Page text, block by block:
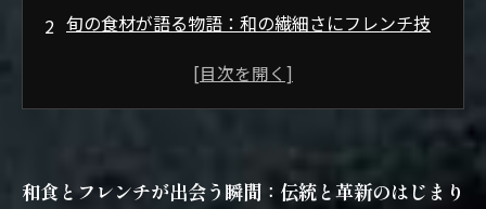
旬の食材が語る物語：和の繊細さにフレンチ技
調理の魔法：和食の旨味を引き出すフレンチの
洋の融合
和食とフレンチが出会う瞬間：伝統と革新のはじまり